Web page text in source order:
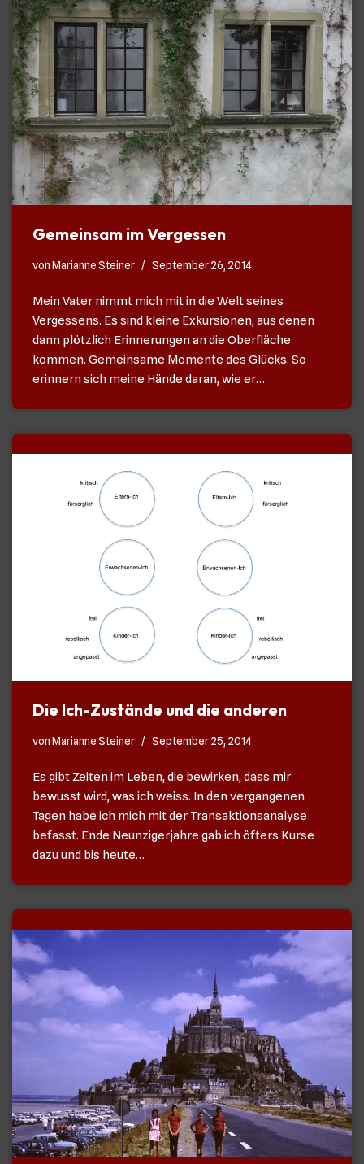
Gemeinsam im Vergessen
vonMarianne Steiner September 26, 2014
Mein Vater nimmt mich mit in die Welt seines
Vergessens. Es sind kleine Exkursionen, aus denen
dann plötzlich Erinnerungen an die Oberfläche
kommen. Gemeinsame Momente des Glücks. So
erinnern sich meine Hände daran, wie er…
Die Ich-Zustände und die anderen
vonMarianne Steiner September 25, 2014
Es gibt Zeiten im Leben, die bewirken, dass mir
bewusst wird, was ich weiss. In den vergangenen
Tagen habe ich mich mit der Transaktionsanalyse
befasst. Ende Neunzigerjahre gab ich öfters Kurse
dazu und bis heute…